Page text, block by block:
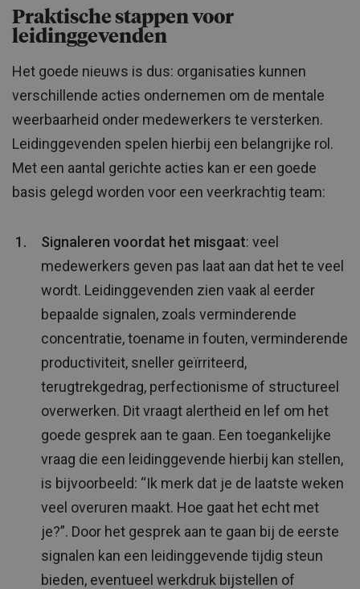
Praktische stappen voor
leidinggevenden
Het goede nieuws is dus: organisaties kunnen
verschillende acties ondernemen om de mentale
weerbaarheid onder medewerkers te versterken.
Leidinggevenden spelen hierbij een belangrijke rol.
Met een aantal gerichte acties kan er een goede
basis gelegd worden voor een veerkrachtig team:
Signaleren voordat het misgaat: veel
medewerkers geven pas laat aan dat het te veel
wordt. Leidinggevenden zien vaak al eerder
bepaalde signalen, zoals verminderende
concentratie, toename in fouten, verminderende
productiviteit, sneller geïrriteerd,
terugtrekgedrag, perfectionisme of structureel
overwerken. Dit vraagt alertheid en lef om het
goede gesprek aan te gaan. Een toegankelijke
vraag die een leidinggevende hierbij kan stellen,
is bijvoorbeeld: “Ik merk dat je de laatste weken
veel overuren maakt. Hoe gaat het echt met
je?”. Door het gesprek aan te gaan bij de eerste
signalen kan een leidinggevende tijdig steun
bieden, eventueel werkdruk bijstellen of